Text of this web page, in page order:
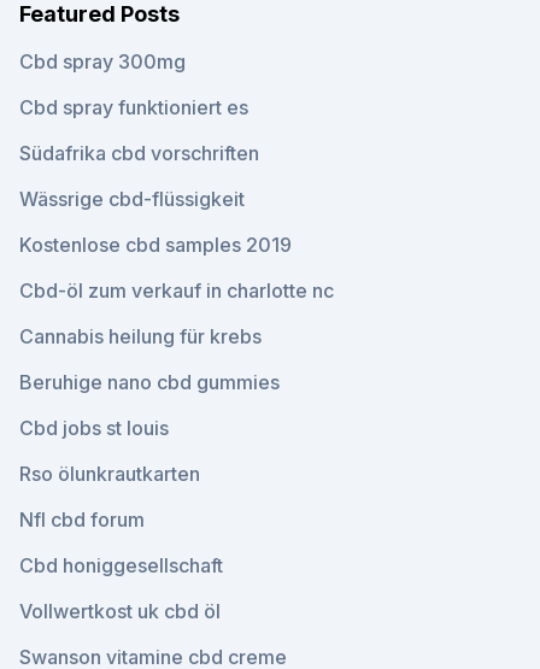
Featured Posts
Cbd spray 300mg
Cbd spray funktioniert es
Südafrika cbd vorschriften
Wässrige cbd-flüssigkeit
Kostenlose cbd samples 2019
Cbd-öl zum verkauf in charlotte nc
Cannabis heilung für krebs
Beruhige nano cbd gummies
Cbd jobs st louis
Rso ölunkrautkarten
Nfl cbd forum
Cbd honiggesellschaft
Vollwertkost uk cbd öl
Swanson vitamine cbd creme